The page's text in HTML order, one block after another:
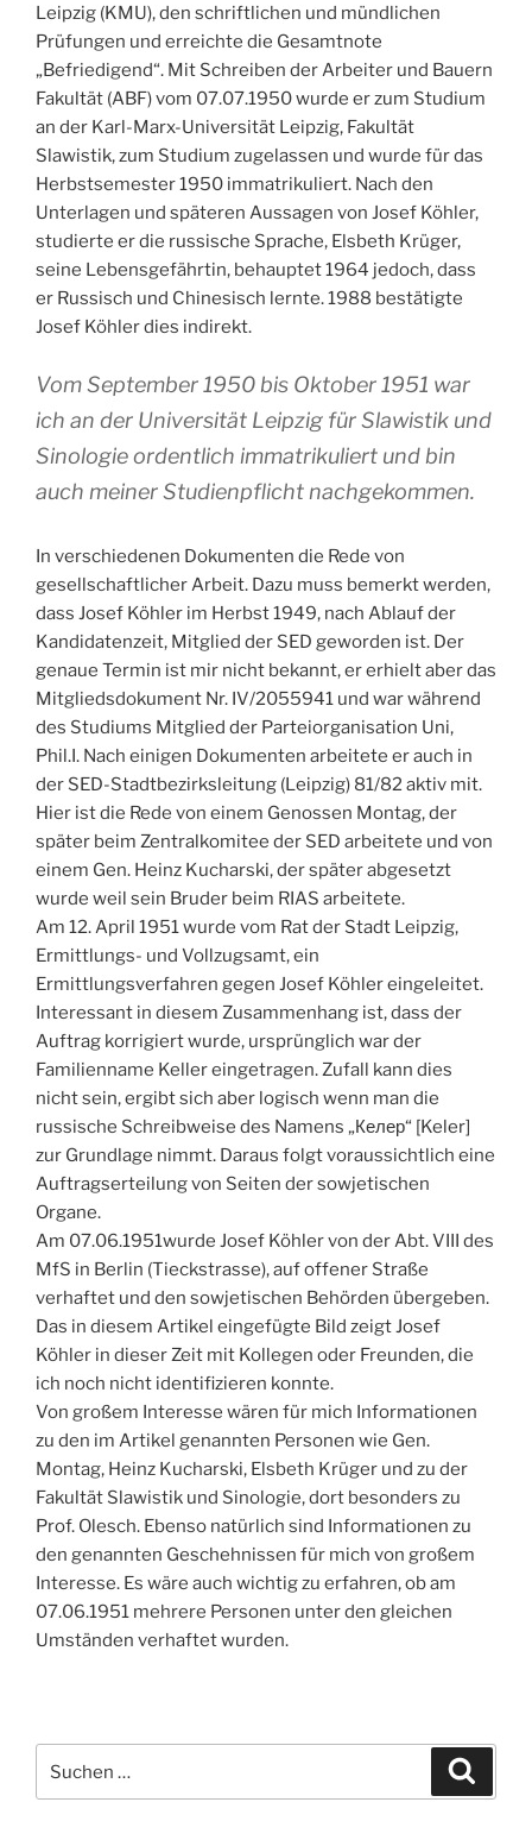
Leipzig (KMU), den schriftlichen und mündlichen
Prüfungen und erreichte die Gesamtnote
„Befriedigend“. Mit Schreiben der Arbeiter und Bauern
Fakultät (ABF) vom 07.07.1950 wurde er zum Studium
an der Karl-Marx-Universität Leipzig, Fakultät
Slawistik, zum Studium zugelassen und wurde für das
Herbstsemester 1950 immatrikuliert. Nach den
Unterlagen und späteren Aussagen von Josef Köhler,
studierte er die russische Sprache, Elsbeth Krüger,
seine Lebensgefährtin, behauptet 1964 jedoch, dass
er Russisch und Chinesisch lernte. 1988 bestätigte
Josef Köhler dies indirekt.
Vom September 1950 bis Oktober 1951 war
ich an der Universität Leipzig für Slawistik und
Sinologie ordentlich immatrikuliert und bin
auch meiner Studienpflicht nachgekommen.
In verschiedenen Dokumenten die Rede von
gesellschaftlicher Arbeit. Dazu muss bemerkt werden,
dass Josef Köhler im Herbst 1949, nach Ablauf der
Kandidatenzeit, Mitglied der SED geworden ist. Der
genaue Termin ist mir nicht bekannt, er erhielt aber das
Mitgliedsdokument Nr. IV/2055941 und war während
des Studiums Mitglied der Parteiorganisation Uni,
Phil.I. Nach einigen Dokumenten arbeitete er auch in
der SED-Stadtbezirksleitung (Leipzig) 81/82 aktiv mit.
Hier ist die Rede von einem Genossen Montag, der
später beim Zentralkomitee der SED arbeitete und von
einem Gen. Heinz Kucharski, der später abgesetzt
wurde weil sein Bruder beim RIAS arbeitete.
Am 12. April 1951 wurde vom Rat der Stadt Leipzig,
Ermittlungs- und Vollzugsamt, ein
Ermittlungsverfahren gegen Josef Köhler eingeleitet.
Interessant in diesem Zusammenhang ist, dass der
Auftrag korrigiert wurde, ursprünglich war der
Familienname Keller eingetragen. Zufall kann dies
nicht sein, ergibt sich aber logisch wenn man die
russische Schreibweise des Namens „Келер“ [Keler]
zur Grundlage nimmt. Daraus folgt voraussichtlich eine
Auftragserteilung von Seiten der sowjetischen
Organe.
Am 07.06.1951wurde Josef Köhler von der Abt. VIII des
MfS in Berlin (Tieckstrasse), auf offener Straße
verhaftet und den sowjetischen Behörden übergeben.
Das in diesem Artikel eingefügte Bild zeigt Josef
Köhler in dieser Zeit mit Kollegen oder Freunden, die
ich noch nicht identifizieren konnte.
Von großem Interesse wären für mich Informationen
zu den im Artikel genannten Personen wie Gen.
Montag, Heinz Kucharski, Elsbeth Krüger und zu der
Fakultät Slawistik und Sinologie, dort besonders zu
Prof. Olesch. Ebenso natürlich sind Informationen zu
den genannten Geschehnissen für mich von großem
Interesse. Es wäre auch wichtig zu erfahren, ob am
07.06.1951 mehrere Personen unter den gleichen
Umständen verhaftet wurden.
nach: